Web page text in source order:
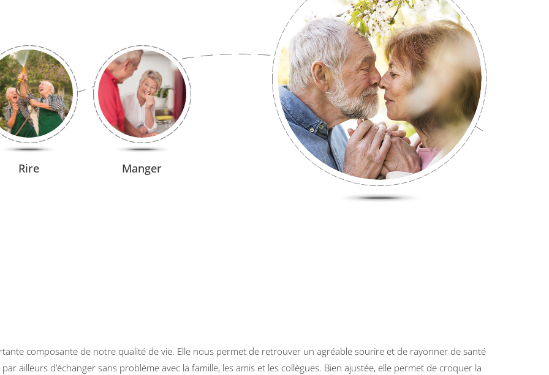
Rire Manger
composante de notre qualité de vie. Elle nous permet de retrouver un agréable sourire et de rayonner de santé
ailleurs d’échanger sans problème avec la famille, les amis et les collègues. Bien ajustée, elle permet de croquer la